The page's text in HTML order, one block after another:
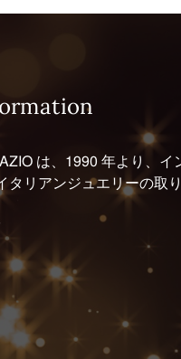
は、1990 年より、イ
リアンジュエリーの取